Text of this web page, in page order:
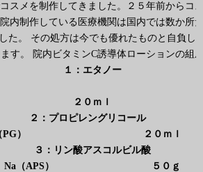
スメを制作してきました。２５年前からコ
内制作している医療機関は国内では数か所
た。 その処方は今でも優れたものと自負し
す。 院内ビタミンC誘導体ローションの組
１：エタノー
２０ｍｌ
２：プロピレングリコール
PG） ２０ｍｌ
３：リン酸アスコルビル酸
Na （APS） ５０ｇ